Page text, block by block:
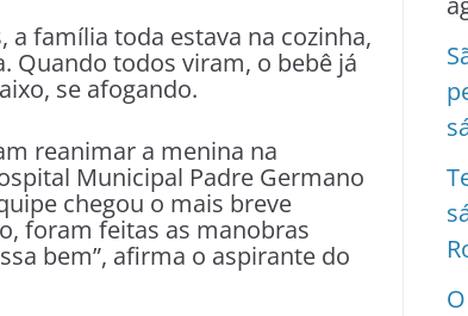
família toda estava na cozinha,
Quando todos viram, o bebê já
se afogando.
reanimar a menina na
Municipal Padre Germano
chegou o mais breve
foram feitas as manobras
bem”, afirma o aspirante do